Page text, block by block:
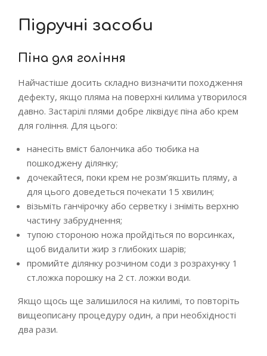
Підручні засоби
Піна для гоління
Найчастіше досить складно визначити походження
дефекту, якщо пляма на поверхні килима утворилося
давно. Застарілі плями добре ліквідує піна або крем
для гоління. Для цього:
нанесіть вміст балончика або тюбика на
пошкоджену ділянку;
дочекайтеся, поки крем не розм’якшить пляму, а
для цього доведеться почекати 15 хвилин;
візьміть ганчірочку або серветку і зніміть верхню
частину забруднення;
тупою стороною ножа пройдіться по ворсинках,
щоб видалити жир з глибоких шарів;
промийте ділянку розчином соди з розрахунку 1
ст.ложка порошку на 2 ст. ложки води.
Якщо щось ще залишилося на килимі, то повторіть
вищеописану процедуру один, а при необхідності
два рази.